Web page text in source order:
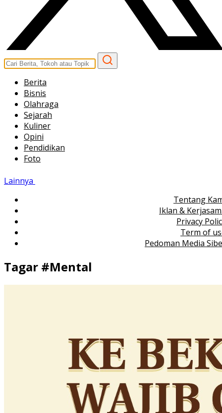
Berita
Bisnis
Olahraga
Sejarah
Kuliner
Opini
Pendidikan
Foto
Lainnya
Tentang
Iklan &
Privacy
Term of
Pedoman Media
Tagar #Mental